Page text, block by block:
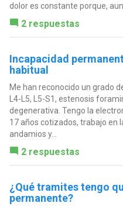
dolor es constante porque,
2 respuestas
Incapacidad
habitual
Me han reconocido un grado
L4-L5, L5-S1, estenosis
degenerativa. Tengo la
17 años cotizados, trabajo en
andamios y...
2 respuestas
¿Qué tramites tengo
permanente?